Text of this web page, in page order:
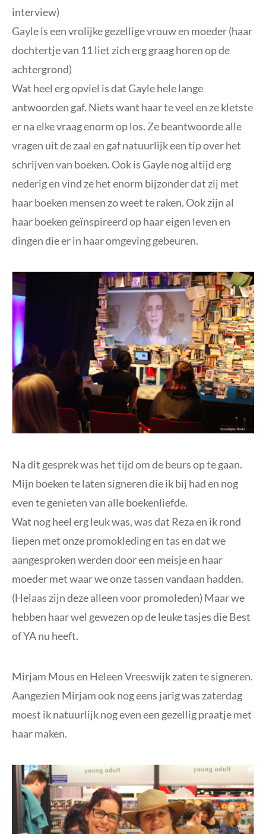
interview)
Gayle is een vrolijke gezellige vrouw en moeder (haar
dochtertje van 11 liet zich erg graag horen op de
achtergrond)
Wat heel erg opviel is dat Gayle hele lange
antwoorden gaf. Niets want haar te veel en ze kletste
er na elke vraag enorm op los. Ze beantwoorde alle
vragen uit de zaal en gaf natuurlijk een tip over het
schrijven van boeken. Ook is Gayle nog altijd erg
nederig en vind ze het enorm bijzonder dat zij met
haar boeken mensen zo weet te raken. Ook zijn al
haar boeken geïnspireerd op haar eigen leven en
dingen die er in haar omgeving gebeuren.
Na dit gesprek was het tijd om de beurs op te gaan.
Mijn boeken te laten signeren die ik bij had en nog
even te genieten van alle boekenliefde.
Wat nog heel erg leuk was, was dat Reza en ik rond
liepen met onze promokleding en tas en dat we
aangesproken werden door een meisje en haar
moeder met waar we onze tassen vandaan hadden.
(Helaas zijn deze alleen voor promoleden) Maar we
hebben haar wel gewezen op de leuke tasjes die Best
of YA nu heeft.
Mirjam Mous en Heleen Vreeswijk zaten te signeren.
Aangezien Mirjam ook nog eens jarig was zaterdag
moest ik natuurlijk nog even een gezellig praatje met
haar maken.